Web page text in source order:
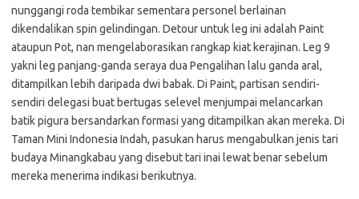
nunggangi roda tembikar sementara personel berlainan
dikendalikan spin gelindingan. Detour untuk leg ini adalah Paint
ataupun Pot, nan mengelaborasikan rangkap kiat kerajinan. Leg 9
yakni leg panjang-ganda seraya dua Pengalihan lalu ganda aral,
ditampilkan lebih daripada dwi babak. Di Paint, partisan sendiri-
sendiri delegasi buat bertugas selevel menjumpai melancarkan
batik pigura bersandarkan formasi yang ditampilkan akan mereka. Di
Taman Mini Indonesia Indah, pasukan harus mengabulkan jenis tari
budaya Minangkabau yang disebut tari inai lewat benar sebelum
mereka menerima indikasi berikutnya.